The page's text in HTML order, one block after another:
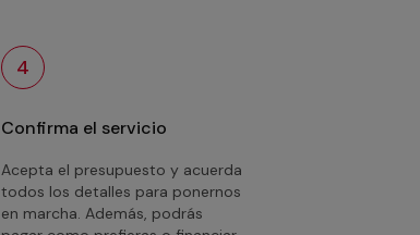
4
Confirma el servicio
Acepta el presupuesto y acuerda
todos los detalles para ponernos
en marcha. Además, podrás